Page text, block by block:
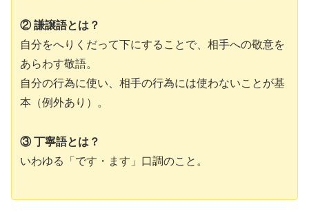
② 謙譲語とは？
自分をへりくだって下にすることで、相手への敬意を
あらわす敬語。
自分の行為に使い、相手の行為には使わないことが基
本（例外あり）。
③ 丁寧語とは？
いわゆる「です・ます」口調のこと。